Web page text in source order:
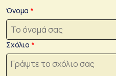
Όνομα
Σχόλιο